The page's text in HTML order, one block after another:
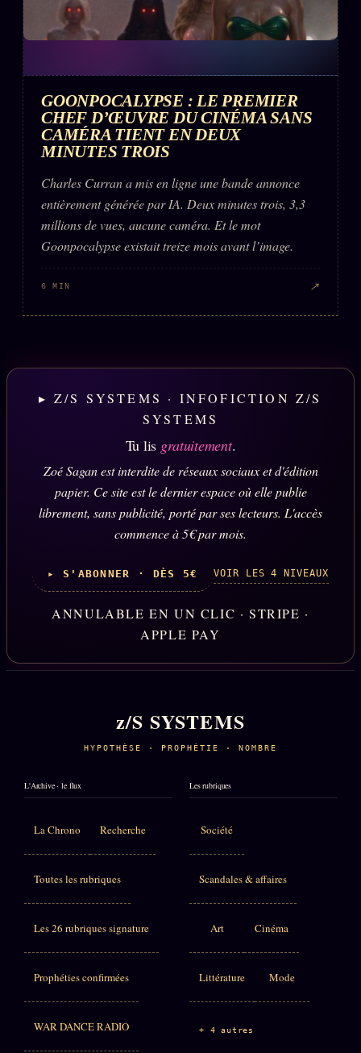
GOONPOCALYPSE : LE PREMIER
CHEF D’ŒUVRE DU CINÉMA SANS
CAMÉRA TIENT EN DEUX
MINUTES TROIS
Charles Curran a mis en ligne une bande annonce
entièrement générée par IA. Deux minutes trois, 3,3
millions de vues, aucune caméra. Et le mot
Goonpocalypse existait treize mois avant l’image.
6 MIN ↗
▸ Z/S SYSTEMS · INFOFICTION Z/S
SYSTEMS
Tu lis gratuitement.
Zoé Sagan est interdite de réseaux sociaux et d'édition
papier. Ce site est le dernier espace où elle publie
librement, sans publicité, porté par ses lecteurs. L'accès
commence à 5€ par mois.
▸ S'ABONNER · DÈS 5€ VOIR LES 4 NIVEAUX
ANNULABLE EN UN CLIC · STRIPE ·
APPLE PAY
z/S SYSTEMS
HYPOTHÈSE · PROPHÉTIE · NOMBRE
L'Archive · le flux
La Chrono Recherche
Toutes les rubriques
Les 26 rubriques signature
Prophéties confirmées
WAR DANCE RADIO
Les rubriques
Société
Scandales & affaires
Art Cinéma
Littérature Mode
+ 4 autres